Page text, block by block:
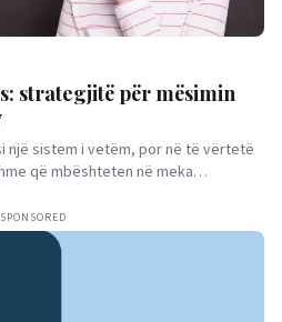
strategjitë për mësimin
një sistem i vetëm, por në të vërtetë
që mbështeten në meka…
SPONSORED